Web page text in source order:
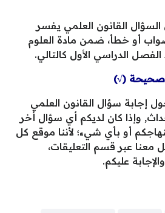
القانون العلمي يفسر
أو خطأ، ضمن مادة العلوم
الدراسي الأول كالتالي.
صحيحة (√)
إجابة سؤال القانون العلمي
وإذا كان لديكم أي سؤال أخر
أو بأي شيء؛ لأننا موقع كل
معنا عبر قسم التعليقات،
عليكم.